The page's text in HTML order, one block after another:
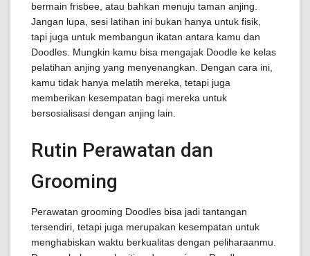
bermain frisbee, atau bahkan menuju taman anjing.
Jangan lupa, sesi latihan ini bukan hanya untuk fisik,
tapi juga untuk membangun ikatan antara kamu dan
Doodles. Mungkin kamu bisa mengajak Doodle ke kelas
pelatihan anjing yang menyenangkan. Dengan cara ini,
kamu tidak hanya melatih mereka, tetapi juga
memberikan kesempatan bagi mereka untuk
bersosialisasi dengan anjing lain.
Rutin Perawatan dan
Grooming
Perawatan grooming Doodles bisa jadi tantangan
tersendiri, tetapi juga merupakan kesempatan untuk
menghabiskan waktu berkualitas dengan peliharaanmu.